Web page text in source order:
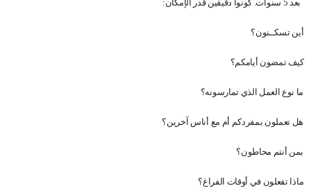
بعد 5 سنوات. كونوا دقيقين قدر الإمكان:
أين تسكــنون؟
كيف تمضون أيامكم؟
ما نوع العمل الذي تمارسونه؟
هل تعملون بمفردكم أم مع أناس آخرين؟
بمن أنتم محاطون؟
ماذا تفعلون في أوقات الفراغ؟